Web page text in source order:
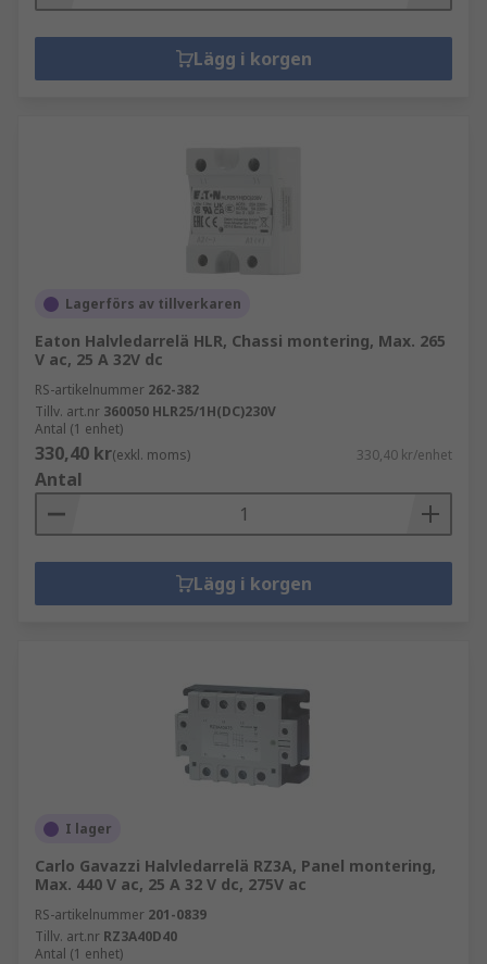
Lägg i korgen
Lagerförs av tillverkaren
Eaton Halvledarrelä HLR, Chassi montering, Max. 265
V ac, 25 A 32V dc
RS-artikelnummer 262-382
Tillv. art.nr 360050 HLR25/1H(DC)230V
Antal (1 enhet)
330,40 kr(exkl. moms) 330,40 kr/enhet
Antal
Lägg i korgen
I lager
Carlo Gavazzi Halvledarrelä RZ3A, Panel montering,
Max. 440 V ac, 25 A 32 V dc, 275V ac
RS-artikelnummer 201-0839
Tillv. art.nr RZ3A40D40
Antal (1 enhet)